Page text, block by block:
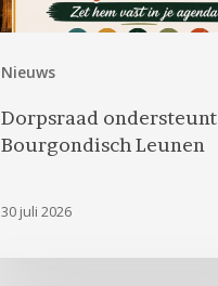
Nieuws
Dorpsraad ondersteunt
Bourgondisch Leunen
30 juli 2026